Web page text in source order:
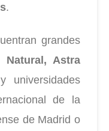
.
grandes
Natural, Astra
universidades
de la
de Madrid o